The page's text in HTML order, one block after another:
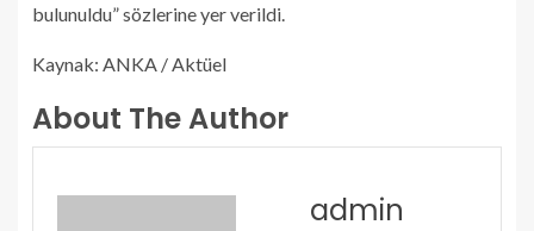
bulunuldu” sözlerine yer verildi.
Kaynak: ANKA / Aktüel
About The Author
admin